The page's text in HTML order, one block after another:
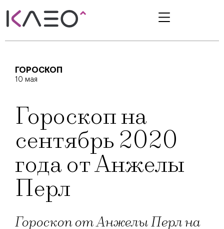
ГОРОСКОП
10 мая
Гороскоп на
сентябрь 2020
года от Анжелы
Перл
Гороскоп от Анжелы Перл на